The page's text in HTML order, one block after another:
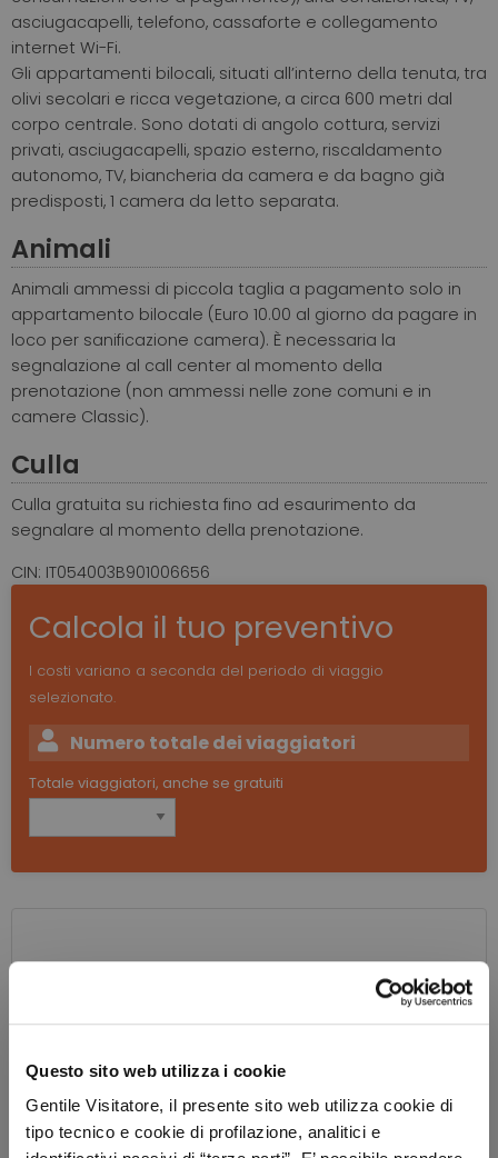
Questo sito web utilizza i cookie
Gentile Visitatore, il presente sito web utilizza cookie di
tipo tecnico e cookie di profilazione, analitici e
asciugacapelli, telefono, cassaforte e collegamento
internet Wi-Fi.
Gli appartamenti bilocali, situati all’interno della tenuta, tra
olivi secolari e ricca vegetazione, a circa 600 metri dal
corpo centrale. Sono dotati di angolo cottura, servizi
privati, asciugacapelli, spazio esterno, riscaldamento
autonomo, TV, biancheria da camera e da bagno già
predisposti, 1 camera da letto separata.
Animali
Animali ammessi di piccola taglia a pagamento solo in
appartamento bilocale (Euro 10.00 al giorno da pagare in
loco per sanificazione camera). È necessaria la
segnalazione al call center al momento della
prenotazione (non ammessi nelle zone comuni e in
camere Classic).
Culla
Culla gratuita su richiesta fino ad esaurimento da
segnalare al momento della prenotazione.
CIN: IT054003B901006656
Calcola il tuo preventivo
I costi variano a seconda del periodo di viaggio
selezionato.
Numero totale dei viaggiatori
Totale viaggiatori, anche se gratuiti